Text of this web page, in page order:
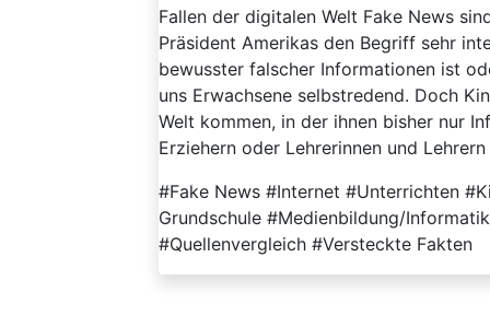
Fallen der digitalen Welt Fake News
Präsident Amerikas den Begriff sehr
bewusster falscher Informationen ist
uns Erwachsene selbstredend. Doch
Welt kommen, in der ihnen bisher nur
Erziehern oder Lehrerinnen und
#Fake News #Internet #Unterrichten
Grundschule #Medienbildung/
#Quellenvergleich #Versteckte Fakten